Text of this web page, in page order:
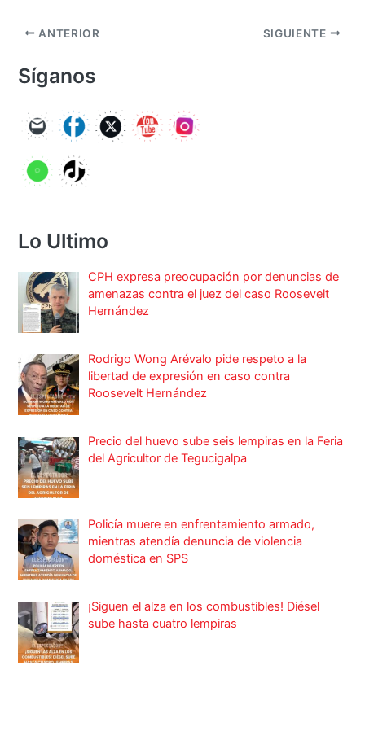
ANTERIOR SIGUIENTE
Síganos
Lo Ultimo
CPH expresa preocupación por denuncias de
amenazas contra el juez del caso Roosevelt
Hernández
Rodrigo Wong Arévalo pide respeto a la
libertad de expresión en caso contra
Roosevelt Hernández
Precio del huevo sube seis lempiras en la Feria
del Agricultor de Tegucigalpa
Policía muere en enfrentamiento armado,
mientras atendía denuncia de violencia
doméstica en SPS
¡Siguen el alza en los combustibles! Diésel
sube hasta cuatro lempiras